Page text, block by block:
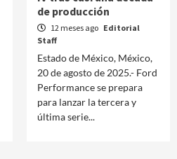
de producción
12 meses ago Editorial
Staff
Estado de México, México,
20 de agosto de 2025.- Ford
Performance se prepara
para lanzar la tercera y
última serie...